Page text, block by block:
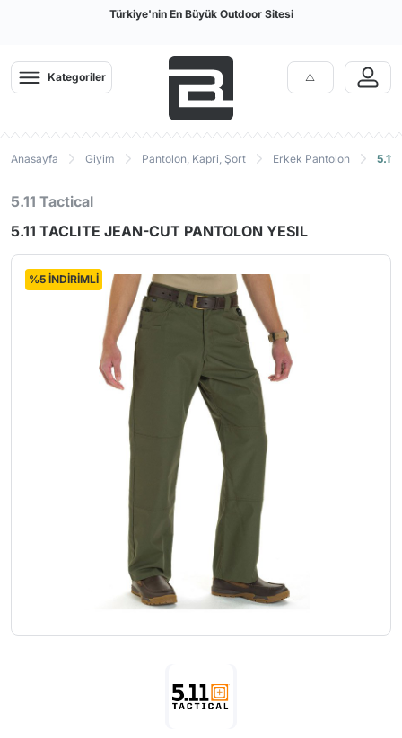
Türkiye'nin En Büyük Outdoor Sitesi
Kategoriler
Anasayfa Giyim Pantolon, Kapri, Şort Erkek Pantolon 5.11
5.11 Tactical
5.11 TACLITE JEAN-CUT PANTOLON YESIL
%5 İNDİRİMLİ